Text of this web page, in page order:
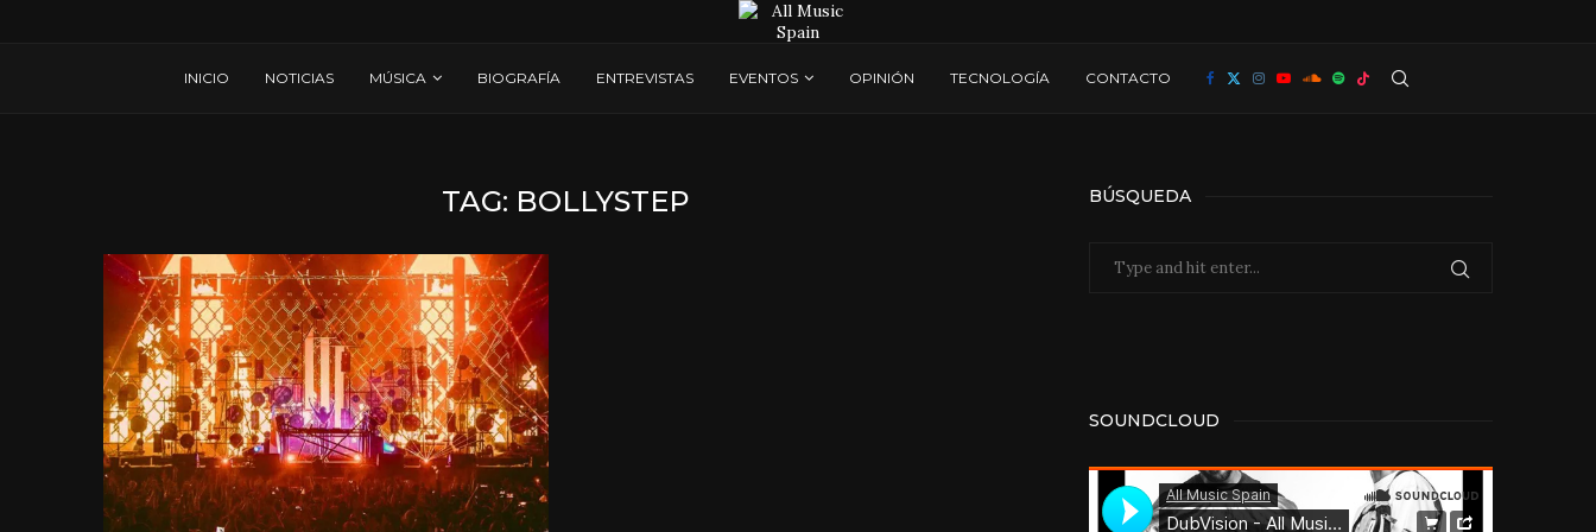
INICIO NOTICIAS MÚSICA BIOGRAFÍA ENTREVISTAS EVENTOS OPINIÓN TECNOLOGÍA CONTACTO
TAG: BOLLYSTEP BÚSQUEDA
SOUNDCLOUD